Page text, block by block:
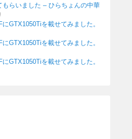
もらいました – ひらちょんの中華
GTX1050Tiを載せてみました。
GTX1050Tiを載せてみました。
GTX1050Tiを載せてみました。